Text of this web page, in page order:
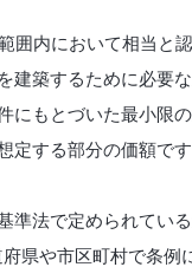
囲内において相当と
建築するために必要
にもとづいた最小限
定する部分の価額です
準法で定められてい
県や市区町村で条例